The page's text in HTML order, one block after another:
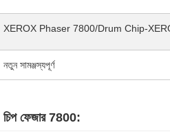
XEROX Phaser 7800/Drum Chip-
নতুন সামঞ্জস্যপূর্ণ
ফেজার 7800: